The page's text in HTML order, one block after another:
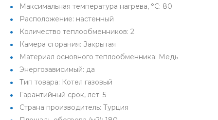
Максимальная температура нагрева, °С: 80
Расположение: настенный
Количество теплообменников: 2
Камера сгорания: Закрытая
Материал основного теплообменника: Медь
Энергозависимый: да
Тип товара: Котел газовый
Гарантийный срок, лет: 5
Страна производитель: Турция